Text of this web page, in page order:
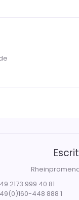
2173 999 40 81
448 888 1